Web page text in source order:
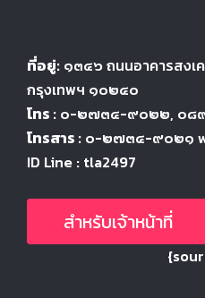
ที่อยู่: ๑๓๔๖ ถนนอาคารสงเ
กรุงเทพฯ ๑๐๒๔๐
โทร : ๐-๒๗๓๔-๙๐๒๒, ๐
โทรสาร : ๐-๒๗๓๔-๙๐๒๑
ID Line : tla2497
สำหรับเจ้าหน้าที่